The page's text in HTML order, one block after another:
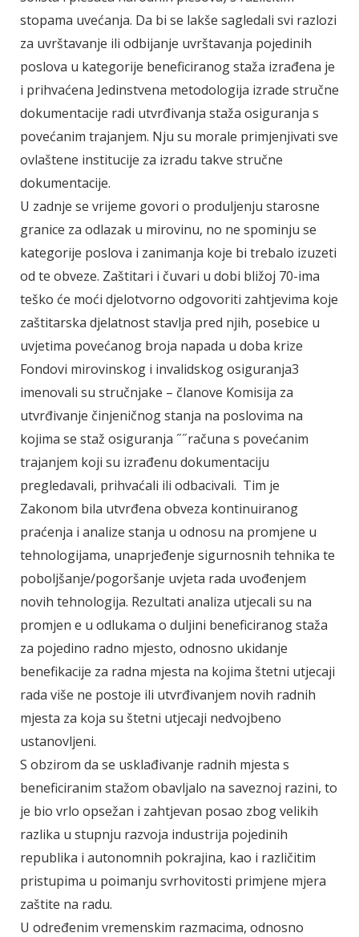
stopama uvećanja. Da bi se lakše sagledali svi razlozi
za uvrštavanje ili odbijanje uvrštavanja pojedinih
poslova u kategorije beneficiranog staža izrađena je
i prihvaćena Jedinstvena metodologija izrade stručne
dokumentacije radi utvrđivanja staža osiguranja s
povećanim trajanjem. Nju su morale primjenjivati sve
ovlaštene institucije za izradu takve stručne
dokumentacije.
U zadnje se vrijeme govori o produljenju starosne
granice za odlazak u mirovinu, no ne spominju se
kategorije poslova i zanimanja koje bi trebalo izuzeti
od te obveze. Zaštitari i čuvari u dobi bližoj 70-ima
teško će moći djelotvorno odgovoriti zahtjevima koje
zaštitarska djelatnost stavlja pred njih, posebice u
uvjetima povećanog broja napada u doba krize
Fondovi mirovinskog i invalidskog osiguranja3
imenovali su stručnjake – članove Komisija za
utvrđivanje činjeničnog stanja na poslovima na
kojima se staž osiguranja ˝˝računa s povećanim
trajanjem koji su izrađenu dokumentaciju
pregledavali, prihvaćali ili odbacivali. Tim je
Zakonom bila utvrđena obveza kontinuiranog
praćenja i analize stanja u odnosu na promjene u
tehnologijama, unaprjeđenje sigurnosnih tehnika te
poboljšanje/pogoršanje uvjeta rada uvođenjem
novih tehnologija. Rezultati analiza utjecali su na
promjen e u odlukama o duljini beneficiranog staža
za pojedino radno mjesto, odnosno ukidanje
benefikacije za radna mjesta na kojima štetni utjecaji
rada više ne postoje ili utvrđivanjem novih radnih
mjesta za koja su štetni utjecaji nedvojbeno
ustanovljeni.
S obzirom da se usklađivanje radnih mjesta s
beneficiranim stažom obavljalo na saveznoj razini, to
je bio vrlo opsežan i zahtjevan posao zbog velikih
razlika u stupnju razvoja industrija pojedinih
republika i autonomnih pokrajina, kao i različitim
pristupima u poimanju svrhovitosti primjene mjera
zaštite na radu.
U određenim vremenskim razmacima, odnosno